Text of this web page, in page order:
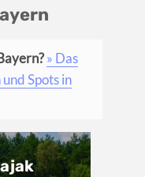
» Das
Spots in